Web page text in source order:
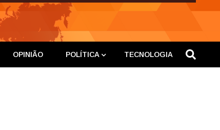
OPINIÃO POLÍTICA TECNOLOGIA